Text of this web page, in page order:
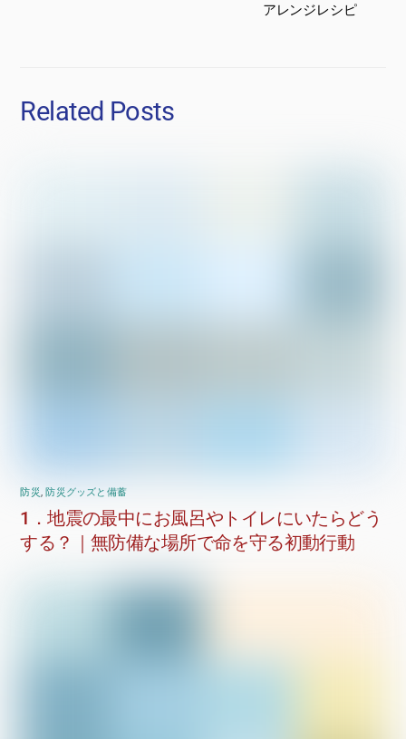
アレンジレシピ
Related Posts
防災, 防災グッズと備蓄
1．地震の最中にお風呂やトイレにいたらどう
する？｜無防備な場所で命を守る初動行動